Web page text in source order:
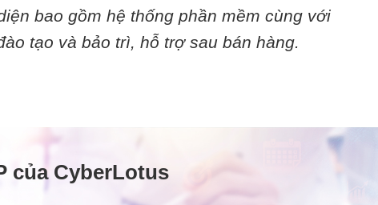
bao gồm hệ thống phần mềm cùng với
tạo và bảo trì, hỗ trợ sau bán hàng.
của CyberLotus